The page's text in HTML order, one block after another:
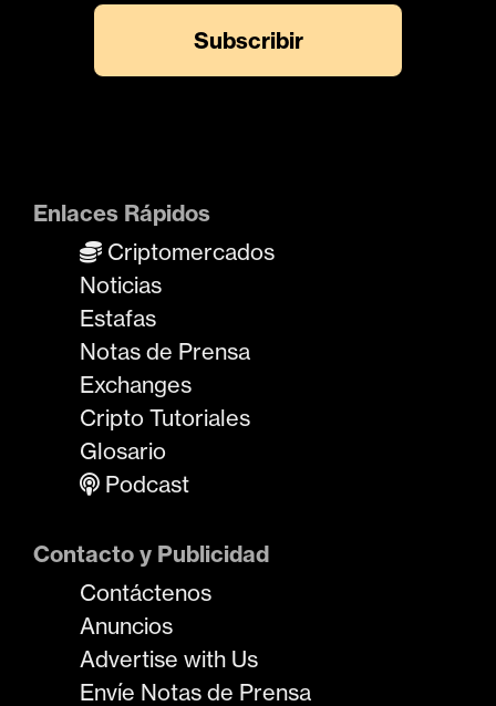
Enlaces Rápidos
Criptomercados
Noticias
Estafas
Notas de Prensa
Exchanges
Cripto Tutoriales
Glosario
Podcast
Contacto y Publicidad
Contáctenos
Anuncios
Advertise with Us
Envíe Notas de Prensa